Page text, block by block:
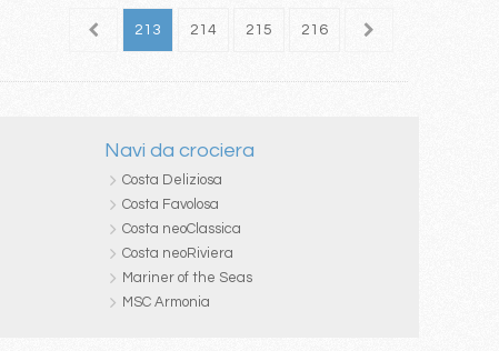
212 213 214 215 216 217
Navi da crociera
Costa Deliziosa
Costa Favolosa
Costa neoClassica
Costa neoRiviera
Mariner of the Seas
MSC Armonia